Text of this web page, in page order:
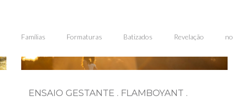
Famílias Formaturas Batizados Revelação no
ENSAIO GESTANTE . FLAMBOYANT .